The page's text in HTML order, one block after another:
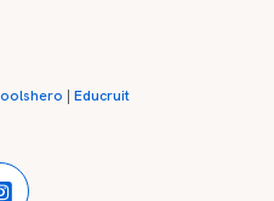
|Educruit